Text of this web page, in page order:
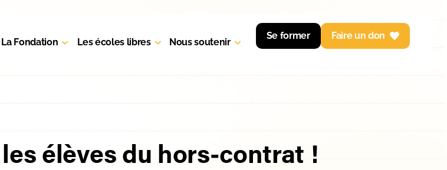
La Fondation Les écoles libres Nous soutenir
Faire un don
Se former
élèves du hors-contrat !